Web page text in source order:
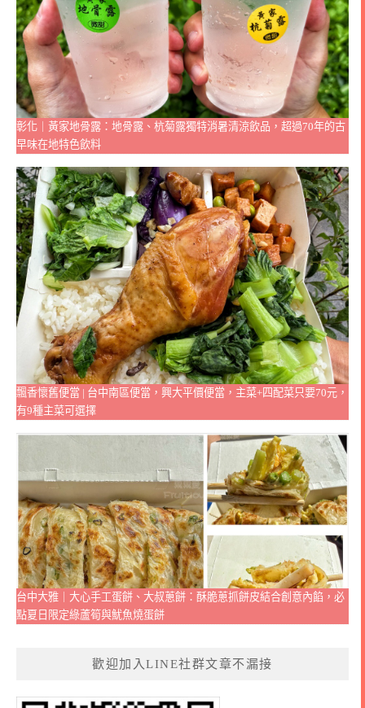
彰化｜黃家地骨露：地骨露、杭菊露獨特消暑清涼飲品，超過70年的古
早味在地特色飲料
飄香懷舊便當 | 台中南區便當，興大平價便當，主菜+四配菜只要70元，
有9種主菜可選擇
台中大雅｜大心手工蛋餅、大叔蔥餅：酥脆蔥抓餅皮結合創意內餡，必
點夏日限定綠蘆筍與魷魚燒蛋餅
歡迎加入LINE社群文章不漏接